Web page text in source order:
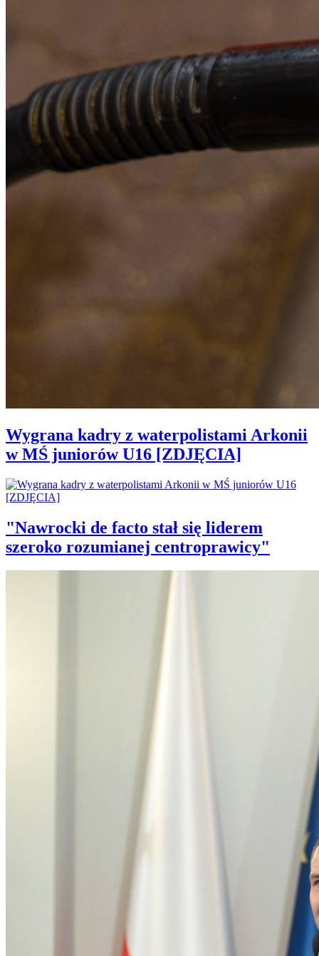
Wygrana kadry z waterpolistami Arkonii
w MŚ juniorów U16 [ZDJĘCIA]
"Nawrocki de facto stał się liderem
szeroko rozumianej centroprawicy"